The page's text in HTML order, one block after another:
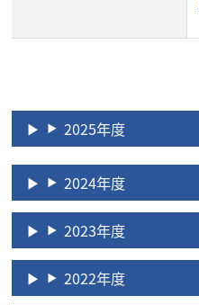
2025年度
2024年度
2023年度
2022年度